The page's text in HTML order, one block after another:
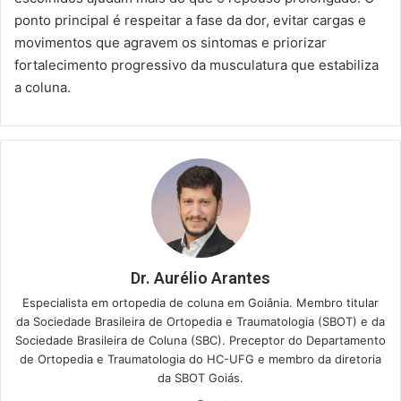
ponto principal é respeitar a fase da dor, evitar cargas e
movimentos que agravem os sintomas e priorizar
fortalecimento progressivo da musculatura que estabiliza
a coluna.
Dr. Aurélio Arantes
Especialista em ortopedia de coluna em Goiânia. Membro titular
da Sociedade Brasileira de Ortopedia e Traumatologia (SBOT) e da
Sociedade Brasileira de Coluna (SBC). Preceptor do Departamento
de Ortopedia e Traumatologia do HC-UFG e membro da diretoria
da SBOT Goiás.